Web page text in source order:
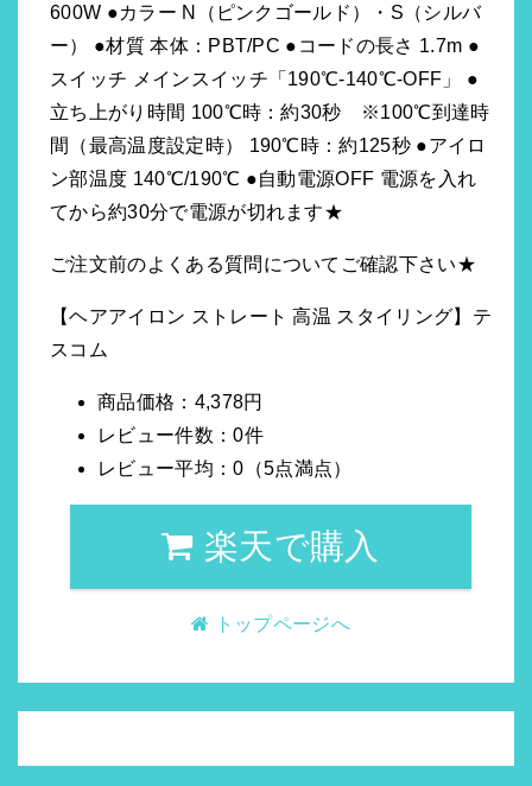
600W ●カラー N（ピンクゴールド）・S（シルバ
ー） ●材質 本体：PBT/PC ●コードの長さ 1.7m ●
スイッチ メインスイッチ「190℃-140℃-OFF」 ●
立ち上がり時間 100℃時：約30秒 ※100℃到達時
間（最高温度設定時） 190℃時：約125秒 ●アイロ
ン部温度 140℃/190℃ ●自動電源OFF 電源を入れ
てから約30分で電源が切れます★
ご注文前のよくある質問についてご確認下さい★
【ヘアアイロン ストレート 高温 スタイリング】テ
スコム
商品価格：4,378円
レビュー件数：0件
レビュー平均：0（5点満点）
楽天で購入
トップページへ